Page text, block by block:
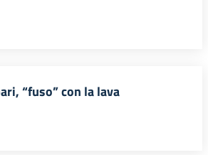
“fuso” con la lava